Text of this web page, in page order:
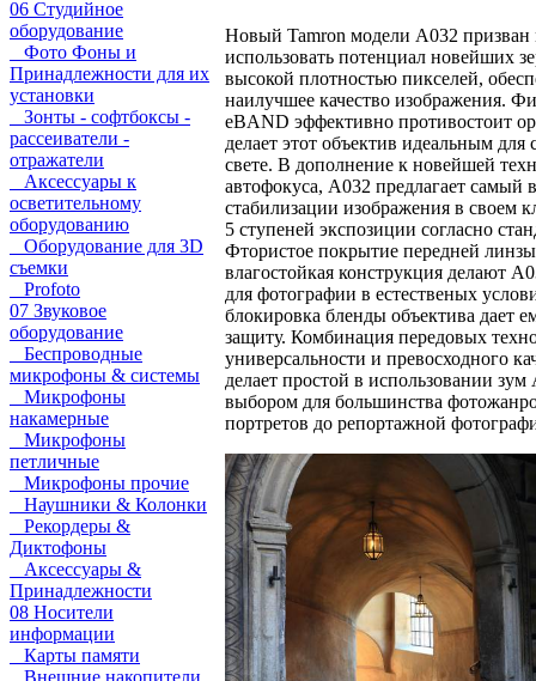
06 Студийное
оборудование
Фото Фоны и
Принадлежности для их
установки
Зонты - софтбоксы -
рассеиватели -
отражатели
Аксессуары к
осветительному
оборудованию
Оборудование для 3D
съемки
Profoto
07 Звуковое
оборудование
Беспроводные
микрофоны & системы
Микрофоны
накамерные
Микрофоны
петличные
Микрофоны прочие
Наушники & Колонки
Рекордеры &
Диктофоны
Аксессуары &
Принадлежности
08 Носители
информации
Карты памяти
Внешние накопители
Новый Tamron модели A032 призван
использовать потенциал новейших
высокой плотностью пикселей,
наилучшее качество изображения.
eBAND эффективно противостоит
делает этот объектив идеальным для
свете. В дополнение к новейшей
автофокуса, A032 предлагает самый
стабилизации изображения в своем
5 ступеней экспозиции согласно
Фтористое покрытие передней
влагостойкая конструкция делают
для фотографии в естественых
блокировка бленды объектива дает
защиту. Комбинация передовых
универсальности и превосходного
делает простой в использовании
выбором для большинства
портретов до репортажной